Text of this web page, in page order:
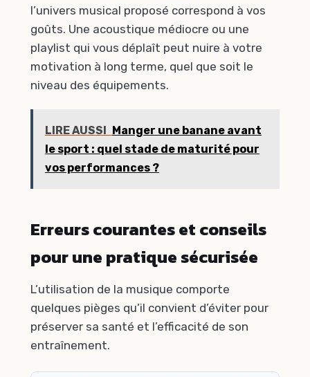
l’univers musical proposé correspond à vos
goûts. Une acoustique médiocre ou une
playlist qui vous déplaît peut nuire à votre
motivation à long terme, quel que soit le
niveau des équipements.
LIRE AUSSI Manger une banane avant
le sport : quel stade de maturité pour
vos performances ?
Erreurs courantes et conseils
pour une pratique sécurisée
L’utilisation de la musique comporte
quelques pièges qu’il convient d’éviter pour
préserver sa santé et l’efficacité de son
entraînement.